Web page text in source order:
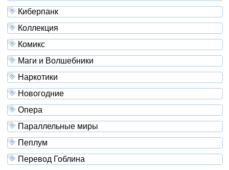
Киберпанк
Коллекция
Комикс
Маги и Волшебники
Наркотики
Новогодние
Опера
Параллельные миры
Пеплум
Перевод Гоблина